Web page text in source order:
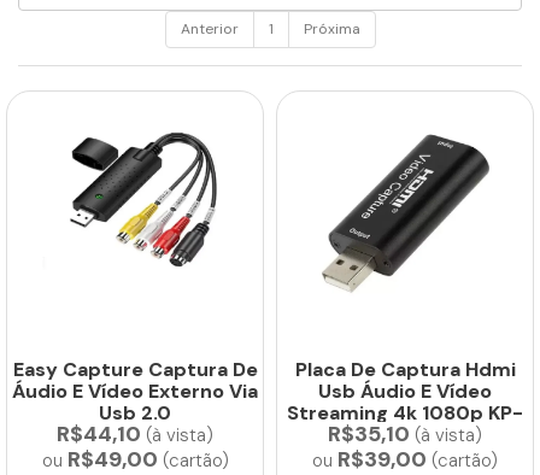
Anterior 1 Próxima
Easy Capture Captura De
Áudio E Vídeo Externo Via
Usb 2.0
R$44,10 (à vista)
ou R$49,00 (cartão)
Placa De Captura Hdmi
Usb Áudio E Vídeo
Streaming 4k 1080p KP-
AD101 KNUP
R$35,10 (à vista)
ou R$39,00 (cartão)